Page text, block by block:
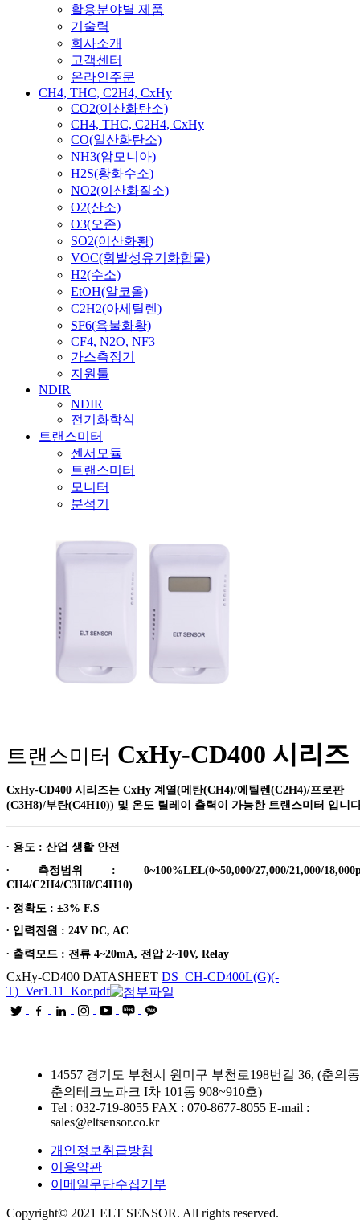
활용분야별 제품
기술력
회사소개
고객센터
온라인주문
CH4, THC, C2H4, CxHy
CO2(이산화탄소)
CH4, THC, C2H4, CxHy
CO(일산화탄소)
NH3(암모니아)
H2S(황화수소)
NO2(이산화질소)
O2(산소)
O3(오존)
SO2(이산화황)
VOC(휘발성유기화합물)
H2(수소)
EtOH(알코올)
C2H2(아세틸렌)
SF6(육불화황)
CF4, N2O, NF3
가스측정기
지원툴
NDIR
NDIR
전기화학식
트랜스미터
센서모듈
트랜스미터
모니터
분석기
트랜스미터 CxHy-CD400 시리즈
CxHy-CD400 시리즈는 CxHy 계열(메탄(CH4)/에틸렌(C2H4)/프로판
(C3H8)/부탄(C4H10)) 및 온도 릴레이 출력이 가능한 트랜스미터 입니
∙ 용도 : 산업 생활 안전
∙ 측정범위 : 0~100%LEL(0~50,000/27,000/21,000/
CH4/C2H4/C3H8/C4H10)
∙ 정확도 : ±3% F.S
∙ 입력전원 : 24V DC, AC
∙ 출력모드 : 전류 4~20mA, 전압 2~10V, Relay
CxHy-CD400 DATASHEET DS_CH-CD400L(G)(-
T)_Ver1.11_Kor.pdf
14557 경기도 부천시 원미구 부천로198번길 36, (춘의
춘의테크노파크 I차 101동 908~910호)
Tel : 032-719-8055 FAX : 070-8677-8055 E-mail :
sales@eltsensor.co.kr
개인정보취급방침
이용약관
이메일무단수집거부
Copyright© 2021 ELT SENSOR. All rights reserved.